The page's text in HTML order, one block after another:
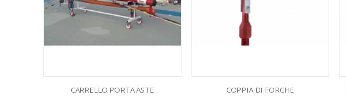
CARRELLO PORTA ASTE COPPIA DI FORCHE